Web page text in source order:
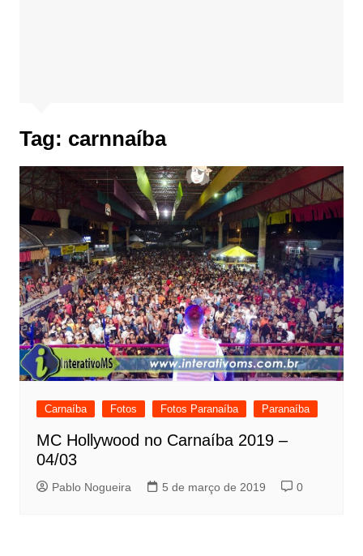
Tag: carnnaíba
Carnaíba Fotos Fotos Paranaíba Paranaíba
MC Hollywood no Carnaíba 2019 –
04/03
Pablo Nogueira 5 de março de 2019 0